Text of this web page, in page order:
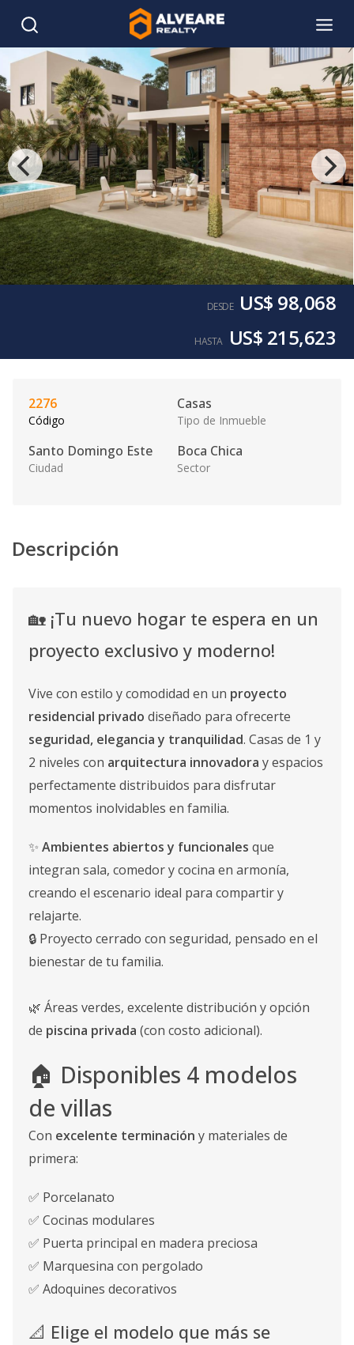
DESDE US$ 98,068
HASTA US$ 215,623
2276
Código
Casas
Tipo de Inmueble
Santo Domingo Este
Ciudad
Boca Chica
Sector
Descripción
🏡 ¡Tu nuevo hogar te espera en un
proyecto exclusivo y moderno!
Vive con estilo y comodidad en un proyecto
residencial privado diseñado para ofrecerte
seguridad, elegancia y tranquilidad. Casas de 1 y
2 niveles con arquitectura innovadora y espacios
perfectamente distribuidos para disfrutar
momentos inolvidables en familia.
✨ Ambientes abiertos y funcionales que
integran sala, comedor y cocina en armonía,
creando el escenario ideal para compartir y
relajarte.
🔒 Proyecto cerrado con seguridad, pensado en el
bienestar de tu familia.
🌿 Áreas verdes, excelente distribución y opción
de piscina privada (con costo adicional).
🏠 Disponibles 4 modelos
de villas
Con excelente terminación y materiales de
primera:
✅ Porcelanato
✅ Cocinas modulares
✅ Puerta principal en madera preciosa
✅ Marquesina con pergolado
✅ Adoquines decorativos
📐 Elige el modelo que más se